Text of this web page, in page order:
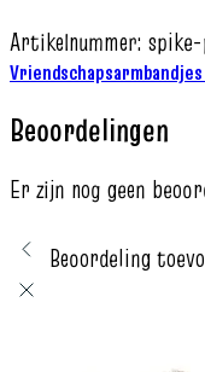
Artikelnummer:
Beoordelingen
Er zijn nog geen
Beoordeling